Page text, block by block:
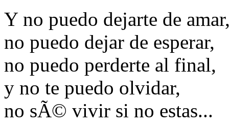
Y no puedo dejarte de
no puedo dejar de esperar,
no puedo perderte al final,
y no te puedo olvidar,
no sÃ© vivir si no estas...